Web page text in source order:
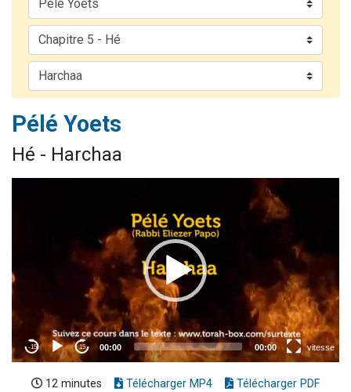
12 nouvelles musiques dans Torah-Box Music
3 personnes viennent de nous rejoindre sur WhatsApp
Pélé Yoets
Hé - Harchaa
12 minutes Télécharger MP4 Télécharger PDF